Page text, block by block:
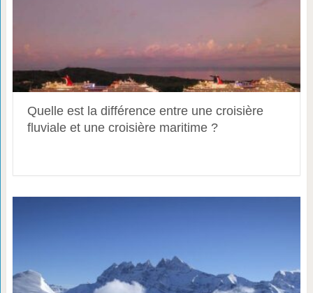
Quelle est la différence entre une croisière
fluviale et une croisière maritime ?